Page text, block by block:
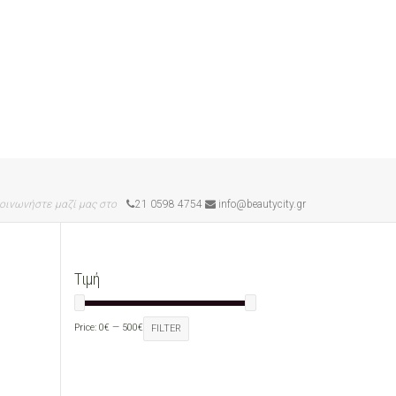
μαζί μας στο 21 0598 4754 info@beautycity.gr
Τιμή
FILTER
Price: 0€ — 500€